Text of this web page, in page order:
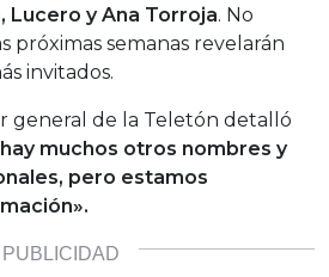
Lucero y Ana Torroja. No
próximas semanas revelarán
invitados.
general de la Teletón detalló
muchos otros nombres y
pero estamos